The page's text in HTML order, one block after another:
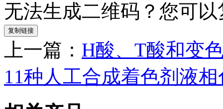
无法生成二维码？您可
复制链接
上一篇： H酸、T酸和变
11种人工合成着色剂液